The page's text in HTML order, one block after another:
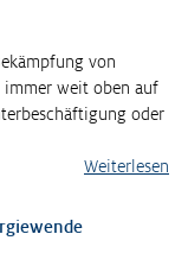
von
immer weit oben auf
oder
Weiterlesen